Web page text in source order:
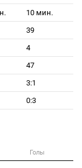
10 мин.
39
4
47
3:1
0:3
Голы